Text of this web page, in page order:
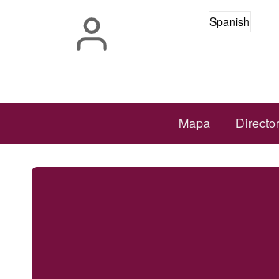
Spanish
navigation
Mapa